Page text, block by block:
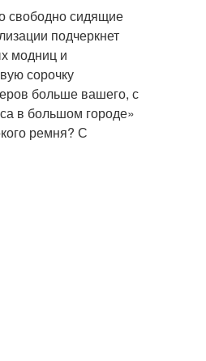
свободно сидящие
подчеркнет
модниц и
сорочку
больше вашего, с
в большом городе»
ремня? С